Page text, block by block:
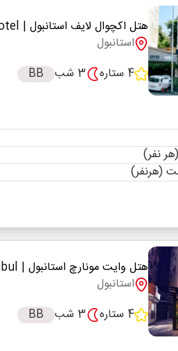
هتل اکچوال لایف استانبول | actuel life hotel
استانبول
4 ستاره
3 شب BB
نفر)
(هرنفر)
هتل وایت مونارچ استانبول | White Monarch Hotel Istanbul
استانبول
4 ستاره
3 شب BB